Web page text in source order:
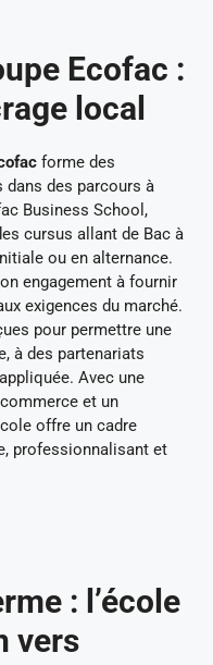
Ecofac :
local
forme des
dans des parcours à
Business School,
cursus allant de Bac à
ou en alternance.
engagement à fournir
exigences du marché.
pour permettre une
à des partenariats
Avec une
et un
offre un cadre
professionnalisant et
: l’école
vers